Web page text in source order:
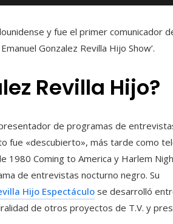
y fue el primer comunicador
Gonzalez Revilla Hijo Show’.
Revilla Hijo?
de programas de
fue «descubierto», más tarde como
1980 Coming to America y Harlem
de entrevistas nocturno negro. Su
Hijo Espectáculo se desarrolló
de otros proyectos de T.V. y